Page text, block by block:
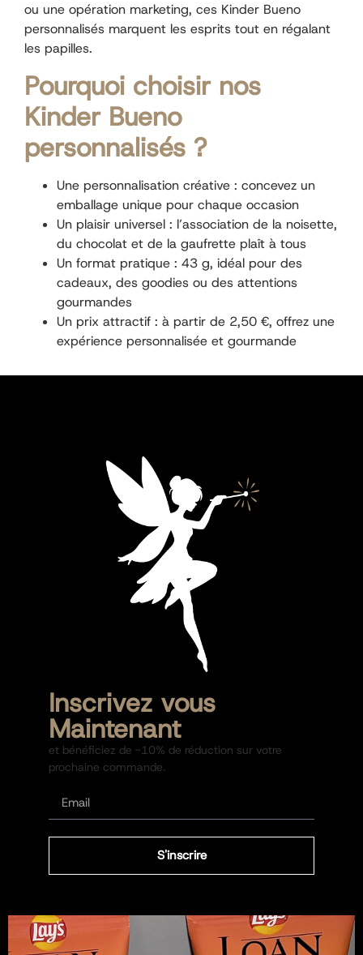
ou une opération marketing, ces Kinder Bueno
personnalisés marquent les esprits tout en régalant
les papilles.
Pourquoi choisir nos
Kinder Bueno
personnalisés ?
Une personnalisation créative : concevez un
emballage unique pour chaque occasion
Un plaisir universel : l’association de la noisette,
du chocolat et de la gaufrette plaît à tous
Un format pratique : 43 g, idéal pour des
cadeaux, des goodies ou des attentions
gourmandes
Un prix attractif : à partir de 2,50 €, offrez une
expérience personnalisée et gourmande
Inscrivez vous
Maintenant
et bénéficiez de -10% de réduction sur votre
prochaine commande.
S'inscrire